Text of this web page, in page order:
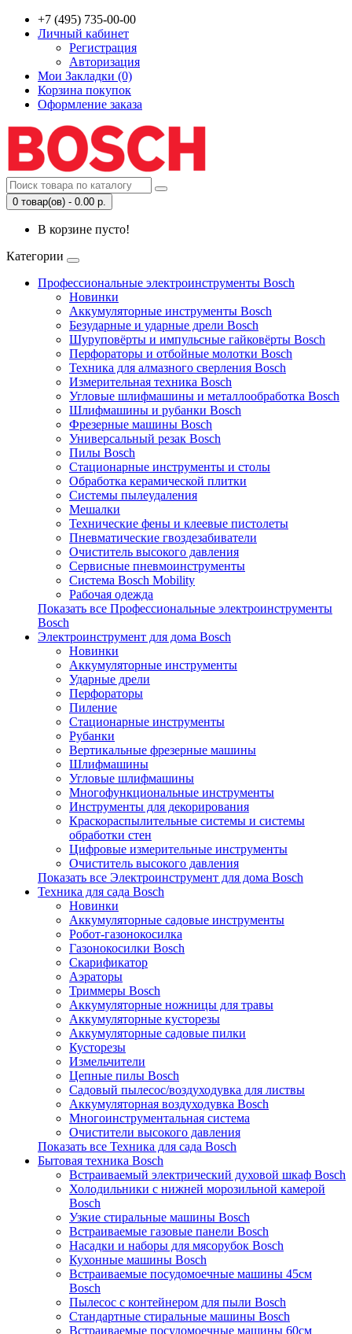
+7 (495) 735-00-00
Личный кабинет
Регистрация
Авторизация
Мои Закладки (0)
Корзина покупок
Оформление заказа
0 товар(ов) - 0.00 р.
В корзине пусто!
Категории
Профессиональные электроинструменты Bosch
Новинки
Аккумуляторные инструменты Bosch
Безударные и ударные дрели Bosch
Шуруповёрты и импульсные гайковёрты Bosch
Перфораторы и отбойные молотки Bosch
Техника для алмазного сверления Bosch
Измерительная техника Bosch
Угловые шлифмашины и металлообработка Bosch
Шлифмашины и рубанки Bosch
Фрезерные машины Bosch
Универсальный резак Bosch
Пилы Bosch
Стационарные инструменты и столы
Обработка керамической плитки
Системы пылеудаления
Мешалки
Технические фены и клеевые пистолеты
Пневматические гвоздезабиватели
Очиститель высокого давления
Сервисные пневмоинструменты
Система Bosch Mobility
Рабочая одежда
Показать все Профессиональные электроинструменты
Bosch
Электроинструмент для дома Bosch
Новинки
Аккумуляторные инструменты
Ударные дрели
Перфораторы
Пиление
Стационарные инструменты
Рубанки
Вертикальные фрезерные машины
Шлифмашины
Угловые шлифмашины
Многофункциональные инструменты
Инструменты для декорирования
Краскораспылительные системы и системы
обработки стен
Цифровые измерительные инструменты
Очиститель высокого давления
Показать все Электроинструмент для дома Bosch
Техника для сада Bosch
Новинки
Аккумуляторные садовые инструменты
Робот-газонокосилка
Газонокосилки Bosch
Скарификатор
Аэраторы
Триммеры Bosch
Аккумуляторные ножницы для травы
Аккумуляторные кусторезы
Аккумуляторные садовые пилки
Кусторезы
Измельчители
Цепные пилы Bosch
Садовый пылесос/воздуходувка для листвы
Аккумуляторная воздуходувка Bosch
Многоинструментальная система
Очистители высокого давления
Показать все Техника для сада Bosch
Бытовая техника Bosch
Встраиваемый электрический духовой шкаф Bosch
Холодильники с нижней морозильной камерой
Bosch
Узкие стиральные машины Bosch
Встраиваемые газовые панели Bosch
Насадки и наборы для мясорубок Bosch
Кухонные машины Bosch
Встраиваемые посудомоечные машины 45см
Bosch
Пылесос с контейнером для пыли Bosch
Стандартные стиральные машины Bosch
Встраиваемые посудомоечные машины 60см